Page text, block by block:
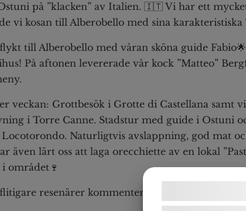
på ”klacken” av Italien. 🇮🇹 Vi har ett
vi kosan till Alberobello med sina
till Alberobello med våran sköna guide
På aftonen levererade vår kock ”Matteo”
veckan: Grottbesök i Grotte di Castellana samt
i Torre Canne. Stadstur med guide i Ostuni
Naturligtvis avslappning, god mat
även lärt oss att laga orecchiette av en lokal
området🍷
resenärer kommenterade resan såhär: